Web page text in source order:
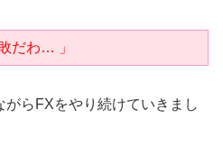
だわ… 」
がらFXをやり続けていきまし